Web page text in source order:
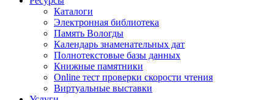
Каталоги
Электронная библиотека
Память Вологды
Календарь знаменательных дат
Полнотекстовые базы данных
Книжные памятники
Online тест проверки скорости чтения
Виртуальные выставки